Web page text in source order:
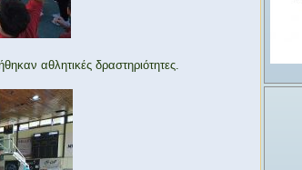
αθλητικές δραστηριότητες.